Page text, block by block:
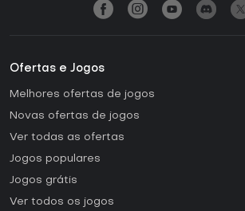
Ofertas e Jogos
Melhores ofertas de jogos
Novas ofertas de jogos
Ver todas as ofertas
Jogos populares
Jogos grátis
Ver todos os jogos